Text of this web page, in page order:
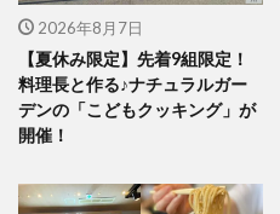
2026年8月7日
【夏休み限定】先着9組限定！
料理長と作る♪ナチュラルガー
デンの「こどもクッキング」が
開催！